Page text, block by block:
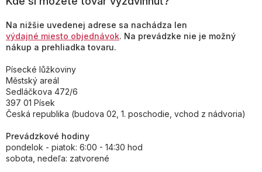
Na nižšie uvedenej adrese sa nachádza len
výdajné miesto objednávok. Na prevádzke nie je možný
nákup a prehliadka tovaru.
Písecké lůžkoviny
Městský areál
Sedláčkova 472/6
397 01 Písek
Česká republika (budova 02, 1. poschodie, vchod z nádvoria)
Prevádzkové hodiny
pondelok - piatok: 6:00 - 14:30 hod
sobota, nedeľa: zatvorené